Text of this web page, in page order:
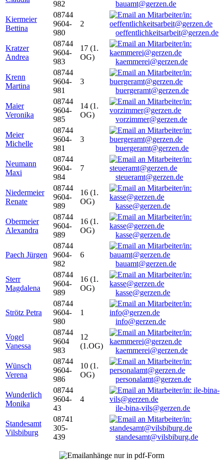
982
bauamt@gerzen.de
Kiermeier
Bettina
08744
9604-
980
2
oeffentlichkeitsarbeit@gerzen.de
Kratzer
Andrea
08744
9604-
983
17 (1.
OG)
kaemmerei@gerzen.de
Krenn
Martina
08744
9604-
981
3
buergeramt@gerzen.de
Maier
Veronika
08744
9604-
985
14 (1.
OG)
vorzimmer@gerzen.de
Meier
Michelle
08744
9604-
981
3
buergeramt@gerzen.de
Neumann
Maxi
08744
9604-
984
7
steueramt@gerzen.de
Niedermeier
Renate
08744
9604-
989
16 (1.
OG)
kasse@gerzen.de
Obermeier
Alexandra
08744
9604-
989
16 (1.
OG)
kasse@gerzen.de
Paech Jürgen
08744
9604-
982
6
bauamt@gerzen.de
Sterr
Magdalena
08744
9604-
989
16 (1.
OG)
kasse@gerzen.de
Strötz Petra
08744
9604-
980
1
info@gerzen.de
Vogel
Vanessa
08744
9604
983
12
(1.OG)
kaemmerei@gerzen.de
Wünsch
Verena
08744
9604-
986
10 (1.
OG)
personalamt@gerzen.de
Wunderlich
Monika
08744
9604-
43
4
ile-bina-vils@gerzen.de
Standesamt
Vilsbiburg
08741
305-
439
standesamt@vilsbiburg.de